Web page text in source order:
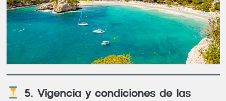
5. Vigencia y condiciones de las